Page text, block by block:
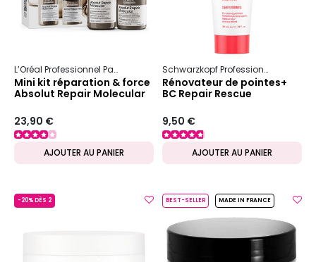
L’Oréal Professionnel Paris Serie Expert Absolut Repair Molecular
Mini kit réparation & force
Absolut Repair Molecular
23,90 €
AJOUTER AU PANIER
Schwarzkopf Professional
Rénovateur de pointes+
BC Repair Rescue
9,50 €
AJOUTER AU PANIER
-20% DÈS 2 BEST-SELLER MADE IN FRANCE